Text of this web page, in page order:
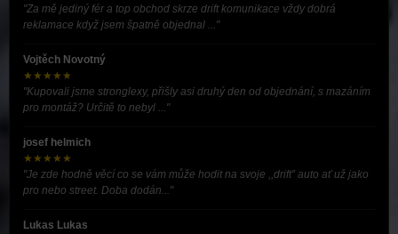
"Za mě jediný fér a top obchod skrze drift komunikace vždy dobrá
reklamace když jsem špatně objednal ..."
Vojtěch Novotný
★★★★★
"Kupovali jsme stronglexy, přišly asi druhý den od objednání, s mazáním
pro montáž? Určitě to nebyl ..."
josef helmich
★★★★★
"Je zde hodně věcí co se vám může hodit na svoje ,,drift” auto ať už jako
pro nebo street. Doba dodán..."
Lukas Lukas